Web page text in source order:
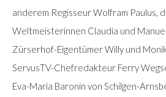
anderem Regisseur Wolfram Paulus,
Weltmeisterinnen Claudia und
Zürserhof-Eigentümer Willy und
ServusTV-Chefredakteur Ferry
Eva-Maria Baronin von Schilgen-